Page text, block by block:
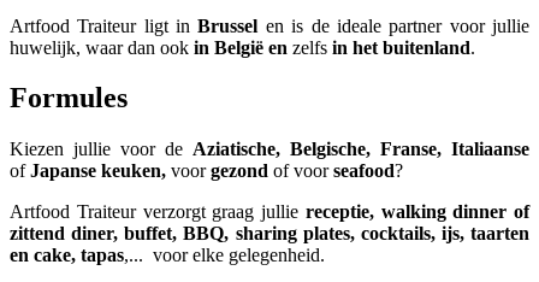
Artfood Traiteur ligt inBrussel en is de ideale partner voor jullie
huwelijk, waar dan ook in België en zelfs in het buitenland.
Formules
Kiezen jullie voor de Aziatische, Belgische, Franse, Italiaanse
ofJapanse keuken, voorgezond of voorseafood?
Artfood Traiteur verzorgt graag jullie receptie, walking dinner of
zittend diner, buffet, BBQ, sharing plates, cocktails, ijs, taarten
en cake, tapas,... voor elke gelegenheid.